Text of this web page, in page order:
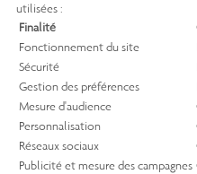
utilisées :
Finalité
Fonctionnement du site
Sécurité
Gestion des préférences
Mesure d'audience
Personnalisation
Réseaux sociaux
Publicité et mesure des campagnes